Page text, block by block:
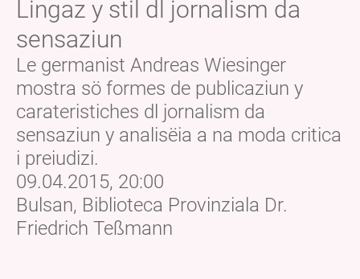
Lingaz y stil dl jornalism da
sensaziun
Le germanist Andreas Wiesinger
mostra sö formes de publicaziun y
carateristiches dl jornalism da
sensaziun y analisëia a na moda critica
i preiudizi.
09.04.2015, 20:00
Bulsan, Biblioteca Provinziala Dr.
Friedrich Teßmann